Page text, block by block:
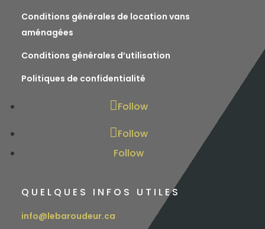
Conditions générales de location vans
aménagées
Conditions générales d’utilisation
Politiques de confidentialité
Follow
Follow
Follow
QUELQUES INFOS UTILES
info@lebaroudeur.ca